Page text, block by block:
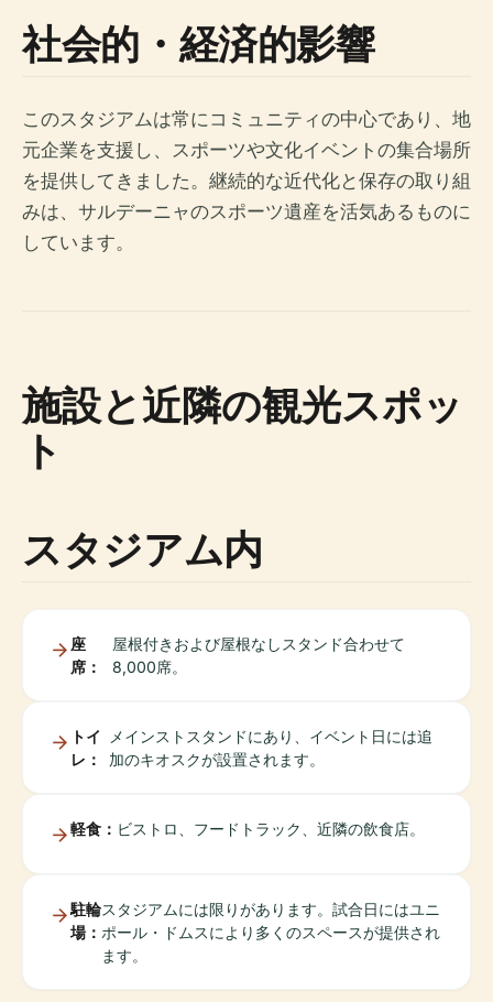
社会的・経済的影響
このスタジアムは常にコミュニティの中心であり、地
元企業を支援し、スポーツや文化イベントの集合場所
を提供してきました。継続的な近代化と保存の取り組
みは、サルデーニャのスポーツ遺産を活気あるものに
しています。
施設と近隣の観光スポッ
ト
スタジアム内
座
席：
屋根付きおよび屋根なしスタンド合わせて
8,000席。
トイ
レ：
メインストスタンドにあり、イベント日には追
加のキオスクが設置されます。
軽食： ビストロ、フードトラック、近隣の飲食店。
駐輪
場：
スタジアムには限りがあります。試合日にはユニ
ポール・ドムスにより多くのスペースが提供され
ます。